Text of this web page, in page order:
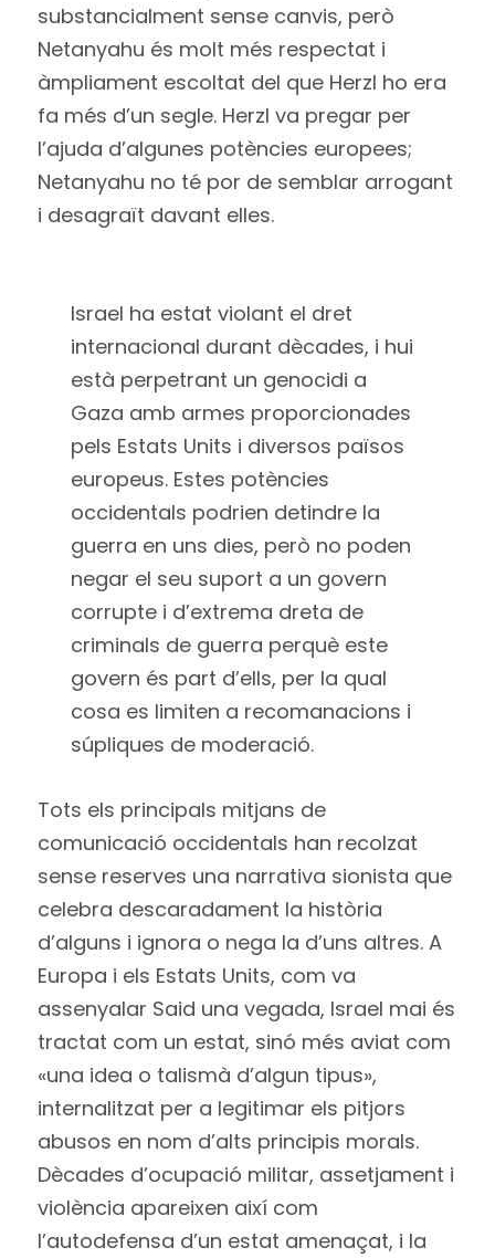
substancialment sense canvis, però
Netanyahu és molt més respectat i
àmpliament escoltat del que Herzl ho era
fa més d’un segle. Herzl va pregar per
l’ajuda d’algunes potències europees;
Netanyahu no té por de semblar arrogant
i desagraït davant elles.
Israel ha estat violant el dret
internacional durant dècades, i hui
està perpetrant un genocidi a
Gaza amb armes proporcionades
pels Estats Units i diversos països
europeus. Estes potències
occidentals podrien detindre la
guerra en uns dies, però no poden
negar el seu suport a un govern
corrupte i d’extrema dreta de
criminals de guerra perquè este
govern és part d’ells, per la qual
cosa es limiten a recomanacions i
súpliques de moderació.
Tots els principals mitjans de
comunicació occidentals han recolzat
sense reserves una narrativa sionista que
celebra descaradament la història
d’alguns i ignora o nega la d’uns altres. A
Europa i els Estats Units, com va
assenyalar Said una vegada, Israel mai és
tractat com un estat, sinó més aviat com
«una idea o talismà d’algun tipus»,
internalitzat per a legitimar els pitjors
abusos en nom d’alts principis morals.
Dècades d’ocupació militar, assetjament i
violència apareixen així com
l’autodefensa d’un estat amenaçat, i la